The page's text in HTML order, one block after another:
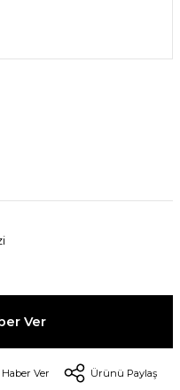
Ver
Ver Ürünü Paylaş